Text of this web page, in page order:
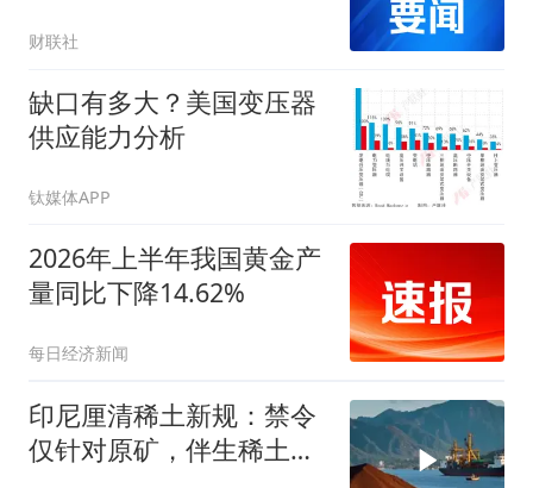
财联社
缺口有多大？美国变压器
供应能力分析
钛媒体APP
2026年上半年我国黄金产
量同比下降14.62%
每日经济新闻
印尼厘清稀土新规：禁令
仅针对原矿，伴生稀土产